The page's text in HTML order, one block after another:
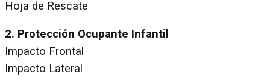
Hoja de Rescate
2. Protección Ocupante Infantil
Impacto Frontal
Impacto Lateral